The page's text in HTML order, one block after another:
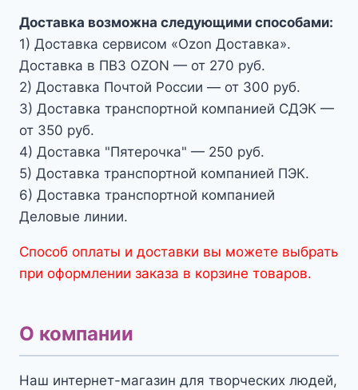
Доставка возможна следующими способами:
1) Доставка сервисом «Ozon Доставка».
Доставка в ПВЗ OZON — от 270 руб.
2) Доставка Почтой России — от 300 руб.
3) Доставка транспортной компанией СДЭК —
от 350 руб.
4) Доставка "Пятерочка" — 250 руб.
5) Доставка транспортной компанией ПЭК.
6) Доставка транспортной компанией
Деловые линии.
Способ оплаты и доставки вы можете выбрать
при оформлении заказа в корзине товаров.
О компании
Наш интернет-магазин для творческих людей,